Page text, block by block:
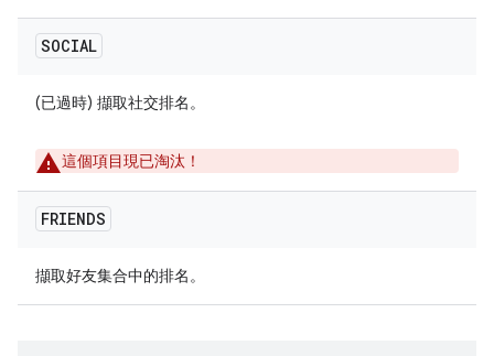
SOCIAL
(已過時) 擷取社交排名。
這個項目現已淘汰！
FRIENDS
擷取好友集合中的排名。